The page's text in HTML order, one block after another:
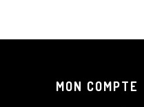
MON COMPTE